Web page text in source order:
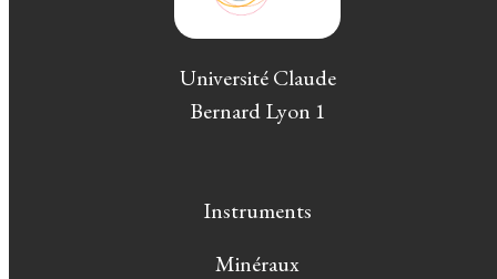
Université Claude
Bernard Lyon 1
Instruments
Minéraux